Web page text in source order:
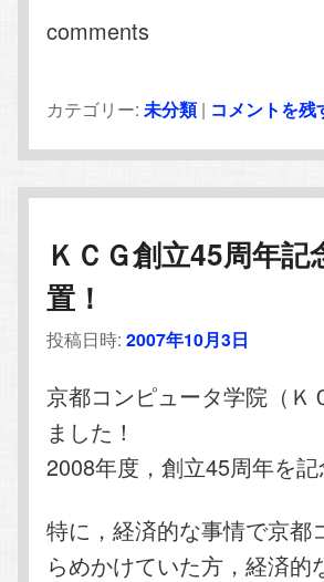
comments
カテゴリー: 未分類 | コメントを残
ＫＣＧ創立45周年
置！
投稿日時:2007年10月3日
京都コンピュータ学院（
ました！
2008年度，創立45周年を
特に，経済的な事情で京都
らめかけていた方，経済